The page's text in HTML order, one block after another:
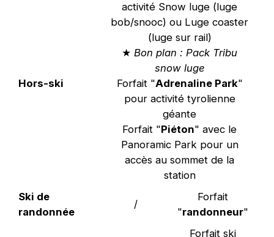
Hors-ski
activité Snow luge (luge
bob/snooc) ou Luge coaster
(luge sur rail)
★Bon plan : Pack Tribu
snow luge
Forfait "Adrenaline Park"
pour activité tyrolienne
géante
Forfait "Piéton" avec le
Panoramic Park pour un
accès au sommet de la
station
Ski de
randonnée
/
Forfait
"randonneur"
Forfait ski